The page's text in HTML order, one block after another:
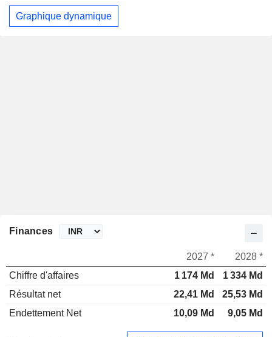
Graphique dynamique
Finances
2027 *
2028 *
Chiffre d'affaires
1 174 Md
1 334 Md
Résultat net
22,41 Md
25,53 Md
Endettement Net
10,09 Md 9,05 Md